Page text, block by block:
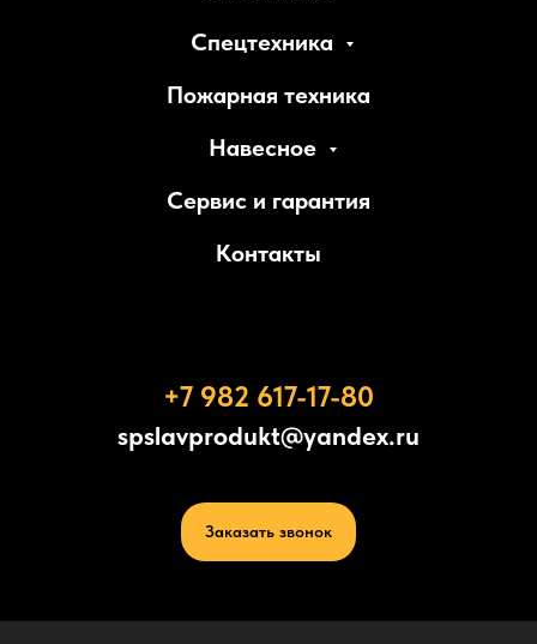
Спецтехника
Пожарная техника
Навесное
Сервис и гарантия
Контакты
+7 982 617-17-80
spslavprodukt@yandex.ru
Заказать звонок